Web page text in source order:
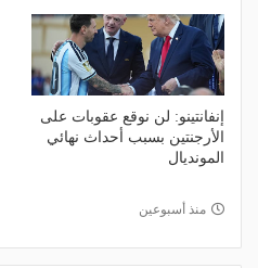
إنفانتينو: لن نوقع عقوبات على
الأرجنتين بسبب أحداث نهائي
المونديال
منذ أسبوعين